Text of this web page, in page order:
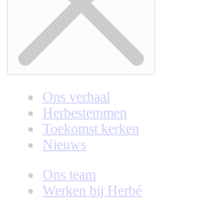
Ons verhaal
Herbestemmen
Toekomst kerken
Nieuws
Ons team
Werken bij Herbé